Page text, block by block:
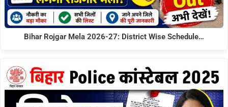
Bihar Rojgar Mela 2026-27: District Wise Schedule…